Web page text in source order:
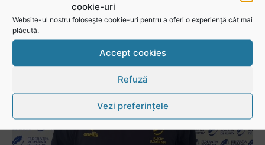
cookie-uri
Website-ul nostru folosește cookie-uri pentru a oferi o experiență cât mai
plăcută.
Accept cookies
Refuză
Vezi preferințele